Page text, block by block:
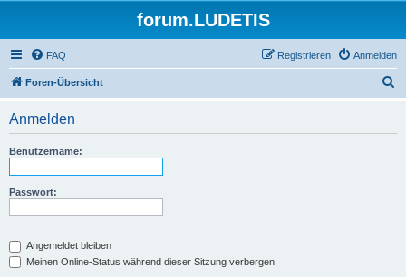
forum.LUDETIS
FAQ Anmelden
Registrieren
Foren-Übersicht
Anmelden
Benutzername:
Passwort:
Angemeldet bleiben
Meinen Online-Status während dieser Sitzung verbergen